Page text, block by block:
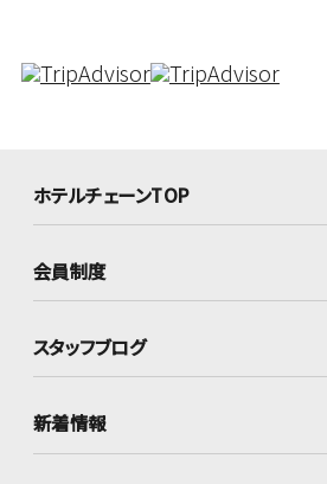
ホテルチェーンTOP
会員制度
スタッフブログ
新着情報